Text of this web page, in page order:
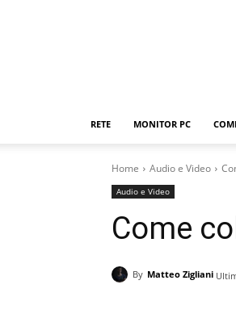
RETE MONITOR PC
Home Audio e Video
Audio e Video
Come
By Matteo Zigliani